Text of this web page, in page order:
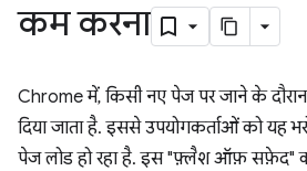
कम करना
Chrome में, किसी नए पेज पर जाने के
दिया जाता है. इससे उपयोगकर्ताओं को यह
पेज लोड हो रहा है. इस "फ़्लैश ऑफ़ सफ़ेद"